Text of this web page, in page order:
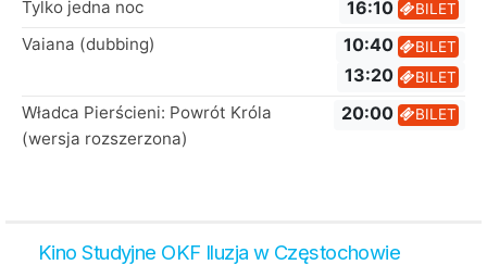
Tylko jedna noc 16:10 BILET
Vaiana (dubbing) 10:40 BILET
13:20 BILET
Władca Pierścieni: Powrót Króla
(wersja rozszerzona)
20:00 BILET
Kino Studyjne OKF Iluzja w Częstochowie